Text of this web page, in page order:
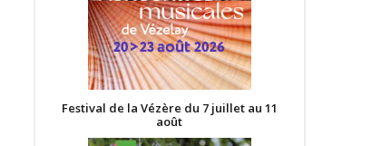
Festival de la Vézère du 7 juillet au 11
août